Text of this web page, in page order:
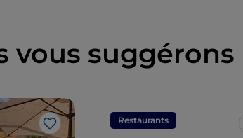
vous suggérons
J’aime
Restaurants